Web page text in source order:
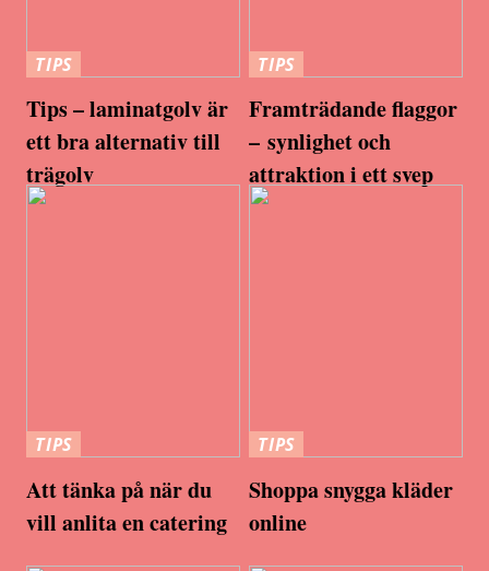
TIPS
Tips – laminatgolv är
ett bra alternativ till
trägolv
TIPS
Framträdande flaggor
– synlighet och
attraktion i ett svep
TIPS
Att tänka på när du
vill anlita en catering
TIPS
Shoppa snygga kläder
online